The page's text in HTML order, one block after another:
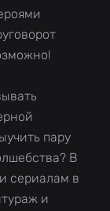
пару
В
сериалам в
и